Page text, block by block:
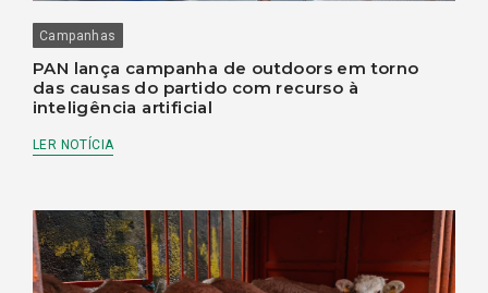
Campanhas
PAN lança campanha de outdoors em torno
das causas do partido com recurso à
inteligência artificial
LER NOTÍCIA